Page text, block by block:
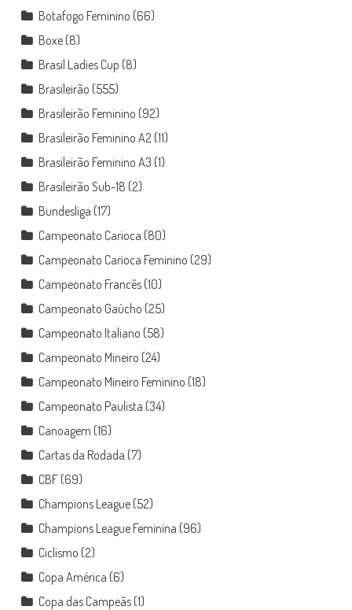
Botafogo Feminino (66)
Boxe(8)
Brasil Ladies Cup (8)
Brasileirão (555)
Brasileirão Feminino (92)
Brasileirão Feminino A2 (11)
Brasileirão Feminino A3 (1)
Brasileirão Sub-18 (2)
Bundesliga (17)
Campeonato Carioca (80)
Campeonato Carioca Feminino (29)
Campeonato Francês(10)
Campeonato Gaúcho (25)
Campeonato Italiano (58)
Campeonato Mineiro (24)
Campeonato Mineiro Feminino (18)
Campeonato Paulista (34)
Canoagem (16)
Cartas da Rodada (7)
CBF(69)
Champions League(52)
Champions League Feminina (96)
Ciclismo (2)
Copa América (6)
Copa das Campeãs(1)